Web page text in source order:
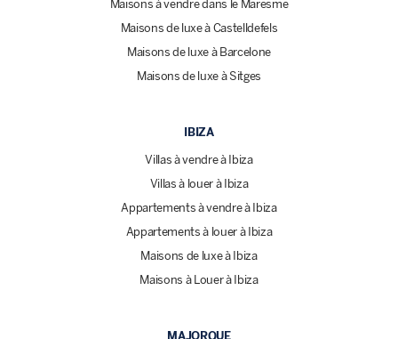
Maisons à vendre dans le Maresme
Maisons de luxe à Castelldefels
Maisons de luxe à Barcelone
Maisons de luxe à Sitges
IBIZA
Villas à vendre à Ibiza
Villas à louer à Ibiza
Appartements à vendre à Ibiza
Appartements à louer à Ibiza
Maisons de luxe à Ibiza
Maisons à Louer à Ibiza
MAJORQUE